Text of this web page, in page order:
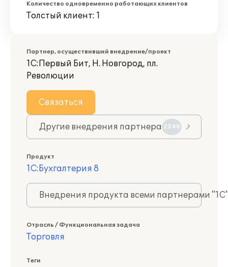
Количество одновременно работающих клиентов
Толстый клиент: 1
Партнер, осуществивший внедрение/проект
1С:Первый Бит, Н. Новгород, пл.
Революции
Связаться
Другие внедрения партнера 2240
Продукт
1С:Бухгалтерия 8
Внедрения продукта всеми партнерами
Отрасль / Функциональная задача
Торговля
Теги